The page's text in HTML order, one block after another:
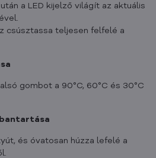
a LED kijelző világít az aktuális
csúsztassa teljesen felfelé a
gombot a 90°C, 60°C és 30°C
és óvatosan húzza lefelé a